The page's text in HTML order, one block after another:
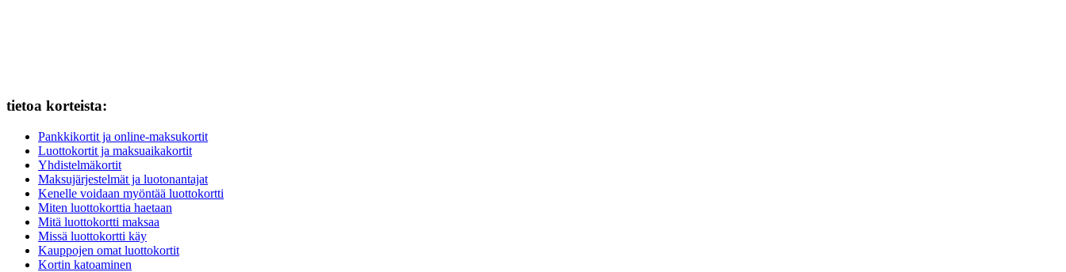
tietoa korteista:
Pankkikortit ja online-maksukortit
Luottokortit ja maksuaikakortit
Yhdistelmäkortit
Maksujärjestelmät ja luotonantajat
Kenelle voidaan myöntää luottokortti
Miten luottokorttia haetaan
Mitä luottokortti maksaa
Missä luottokortti käy
Kauppojen omat luottokortit
Kortin katoaminen